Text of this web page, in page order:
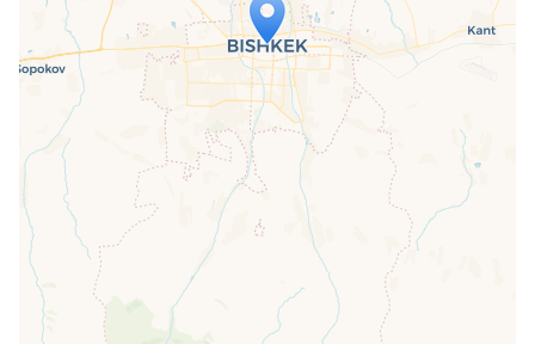
Travelers' Map is loading...
If you see this after your page is
loaded completely, leafletJS files are
missing.